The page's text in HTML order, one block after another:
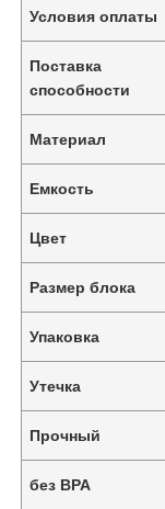
Условия оплаты
Поставка
способности
Материал
Емкость
Цвет
Размер блока
Упаковка
Утечка
Прочный
без BPA